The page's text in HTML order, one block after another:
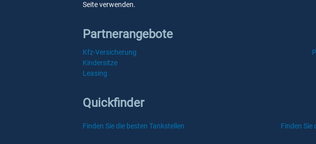
Seite verwenden.
Partnerangebote
Kfz-Versicherung
Kindersitze
Leasing
Quickfinder
Finden Sie die besten Tankstellen Finden Sie